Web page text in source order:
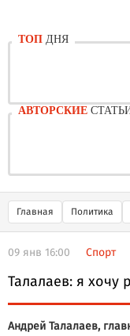
ТОП ДНЯ
АВТОРСКИЕ
Главная Политика
09 янв 16:00 Спорт
Талалаев: я хочу
Андрей Талалаев,